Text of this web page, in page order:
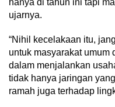
ujarnya.
“Nihil kecelakaan itu,
untuk masyarakat umum
dalam menjalankan
tidak hanya jaringan
ramah juga terhadap